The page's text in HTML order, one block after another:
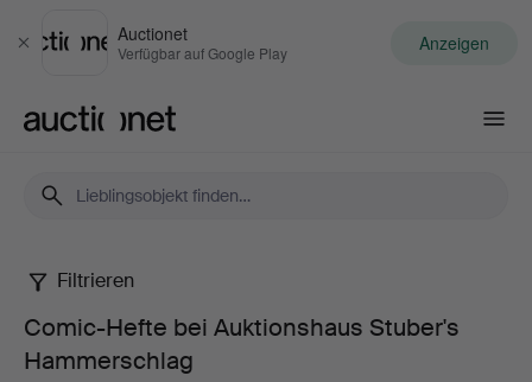
Schließen
Auctionet
Verfügbar auf Google Play Anzeigen
Comic-
Hefte
Filtrieren
Comic-Hefte bei Auktionshaus Stuber's
Hammerschlag